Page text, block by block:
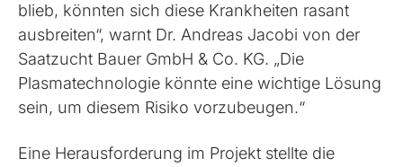
blieb, könnten sich diese Krankheiten rasant
ausbreiten“, warnt Dr. Andreas Jacobi von der
Saatzucht Bauer GmbH & Co. KG. „Die
Plasmatechnologie könnte eine wichtige Lösung
sein, um diesem Risiko vorzubeugen.“
Eine Herausforderung im Projekt stellte die